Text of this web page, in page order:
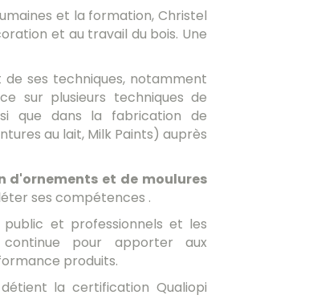
et la formation, Christel
et au travail du bois. Une
ses techniques, notamment
sur plusieurs techniques de
que dans la fabrication de
au lait, Milk Paints) auprès
d'ornements et de moulures
ses compétences .
et professionnels et les
pour apporter aux
produits.
la certification Qualiopi